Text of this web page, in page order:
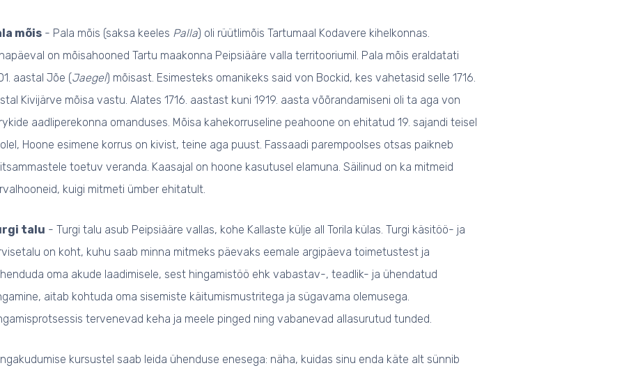
mõis - Pala mõis (saksa keeles Palla) oli rüütlimõis Tartumaal Kodavere kihelkonnas.
on mõisahooned Tartu maakonna Peipsiääre valla territooriumil. Pala mõis eraldatati
aastal Jõe (Jaegel) mõisast. Esimesteks omanikeks said von Bockid, kes vahetasid selle 1716.
Kivijärve mõisa vastu. Alates 1716. aastast kuni 1919. aasta võõrandamiseni oli ta aga von
aadliperekonna omanduses. Mõisa kahekorruseline peahoone on ehitatud 19. sajandi teisel
Hoone esimene korrus on kivist, teine aga puust. Fassaadi parempoolses otsas paikneb
toetuv veranda. Kaasajal on hoone kasutusel elamuna. Säilinud on ka mitmeid
kuigi mitmeti ümber ehitatult.
talu - Turgi talu asub Peipsiääre vallas, kohe Kallaste külje all Torila külas. Turgi käsitöö- ja
on koht, kuhu saab minna mitmeks päevaks eemale argipäeva toimetustest ja
oma akude laadimisele, sest hingamistöö ehk vabastav-, teadlik- ja ühendatud
aitab kohtuda oma sisemiste käitumismustritega ja sügavama olemusega.
tervenevad keha ja meele pinged ning vabanevad allasurutud tunded.
kursustel saab leida ühenduse enesega: näha, kuidas sinu enda käte alt sünnib